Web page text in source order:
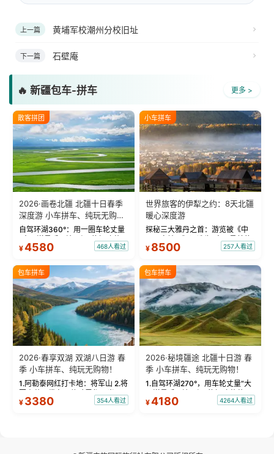
上一篇 黄埔军校潮州分校旧址
下一篇 石壁庵
🔥 新疆包车-拼车 更多 >
散客拼团
2026·画卷北疆 北疆十日春季
深度游 小车拼车、纯玩无购
物！
自驾环湖360°：用一圈车轮丈量
“大西洋最后一滴眼泪”的极致蔚
蓝。 赛湖旅拍：甄选多款风格服
绝美瞬间。 赛湖坦克300跟车视
频：专业摄影师...
¥4580 468人看过
小车拼车
世界旅客的伊犁之约：8天北疆
暖心深度游
探秘三大雅丹之首：游览被《中
国国家地理》评选为“中国最美的
三大雅丹”第一名的克拉玛依魔鬼
瓦人最大村落——禾木村，欣赏
晨雾与小木...
¥ 8500 257人看过
包车拼车
2026·春享双湖 双湖八日游 春
季 小车拼车、纯玩无购物！
1.阿勒泰网红打卡地：将军山 2.将
军山落日缆车，体验雪都风光 3.
将军山，夕阳派对，蹦迪party 4.
¥ 3380 354人看过
包车拼车
2026·秘境疆途 北疆十日游 春
季 小车拼车、纯玩无购物！
1.自驾环湖270°，用车轮丈量“大
西洋最后一滴眼泪”的极致蔚蓝，
让雪山、花海与深邃湖水在转弯
¥4180 4264人看过